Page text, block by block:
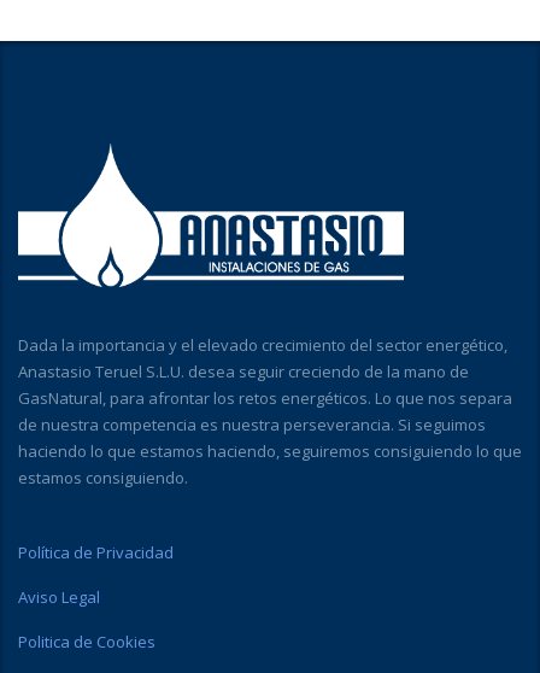
Dada la importancia y el elevado crecimiento del sector energético,
Anastasio Teruel S.L.U. desea seguir creciendo de la mano de
GasNatural, para afrontar los retos energéticos. Lo que nos separa
de nuestra competencia es nuestra perseverancia. Si seguimos
haciendo lo que estamos haciendo, seguiremos consiguiendo lo que
estamos consiguiendo.
Política de Privacidad
Aviso Legal
Politica de Cookies